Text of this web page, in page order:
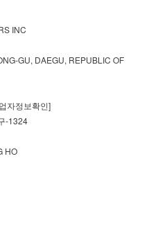
INC
GU, DAEGU, REPUBLIC OF
자정보확인]
-1324
HO